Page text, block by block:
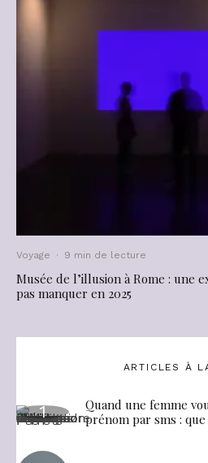
Voyage · 9 min de lecture
Musée de l’illusion à Rome : une
pas manquer en 2025
ARTICLES À
Quand une femme
prénom par sms :